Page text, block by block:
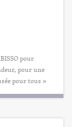
pour
pour une
pour tous »